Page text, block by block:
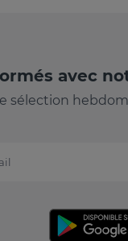
avec
sélection